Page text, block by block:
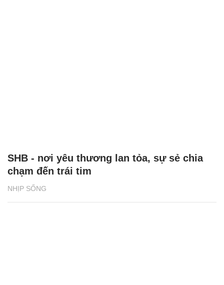
NHỊP SỐNG
SHB - nơi yêu thương lan tỏa, sự sẻ chia
chạm đến trái tim